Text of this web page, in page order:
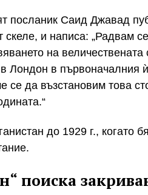
посланик Саид Джавад
скеле, и написа: „Радвам
на величествената
Лондон в първоначалния
се да възстановим това
до 1929 г., когато
поиска